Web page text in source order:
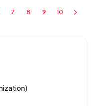
7 8 9 10